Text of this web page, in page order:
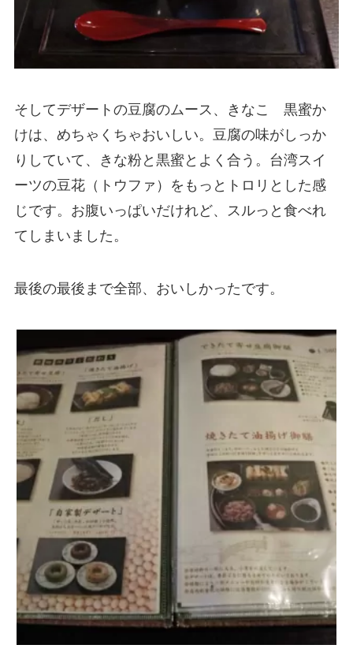
そしてデザートの豆腐のムース、きなこ 黒蜜か
けは、めちゃくちゃおいしい。豆腐の味がしっか
りしていて、きな粉と黒蜜とよく合う。台湾スイ
ーツの豆花（トウファ）をもっとトロリとした感
じです。お腹いっぱいだけれど、スルっと食べれ
てしまいました。
最後の最後まで全部、おいしかったです。